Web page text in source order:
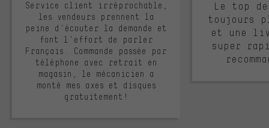
Service client irréprochable,
les vendeurs prennent la
peine d'écouter la demande et
font l'effort de parler
Français. Commande passée par
téléphone avec retrait en
magasin, le mécanicien a
monté mes axes et disques
gratuitement!
Le top
toujours
et une
super